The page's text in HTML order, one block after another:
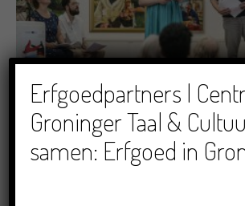
Oproep Meertmoand
2026: Meld jouw activiteit
Meertmoandledder!
Erfgoedpartners |
Groninger Taal &
samen: Erfgoed in